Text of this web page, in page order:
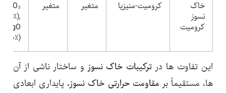
خاک
نسوز
کرومیت
کرومیت-منیزیا متغیر متغیر
Cr₂O₃
(۳۰-
MgO
(۲۰-
این تفاوت ها در ترکیبات خاک نسوز و ساختار ناشی از آن
ها، مستقیماً بر مقاومت حرارتی خاک نسوز، پایداری ابعادی